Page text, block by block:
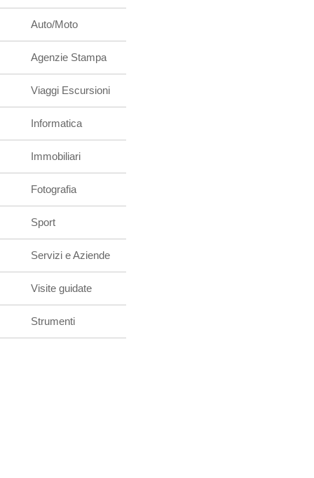
Auto/Moto
Agenzie Stampa
Viaggi Escursioni
Informatica
Immobiliari
Fotografia
Sport
Servizi e Aziende
Visite guidate
Strumenti